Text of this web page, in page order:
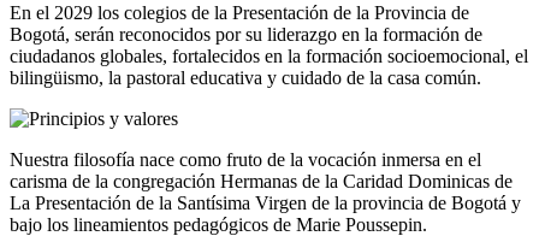
En el 2029 los colegios de la Presentación de la Provincia de
Bogotá, serán reconocidos por su liderazgo en la formación de
ciudadanos globales, fortalecidos en la formación socioemocional, el
bilingüismo, la pastoral educativa y cuidado de la casa común.
Nuestra filosofía nace como fruto de la vocación inmersa en el
carisma de la congregación Hermanas de la Caridad Dominicas de
La Presentación de la Santísima Virgen de la provincia de Bogotá y
bajo los lineamientos pedagógicos de Marie Poussepin.